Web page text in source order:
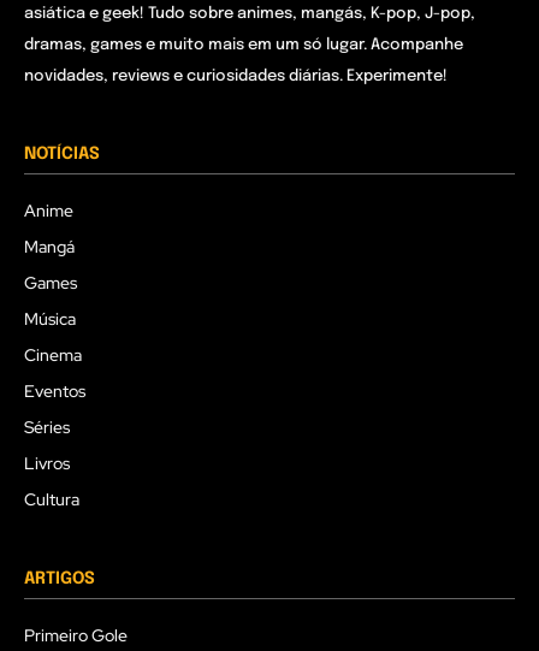
asiática e geek! Tudo sobre animes, mangás, K-pop, J-pop,
dramas, games e muito mais em um só lugar. Acompanhe
novidades, reviews e curiosidades diárias. Experimente!
NOTÍCIAS
Anime
Mangá
Games
Música
Cinema
Eventos
Séries
Livros
Cultura
ARTIGOS
Primeiro Gole